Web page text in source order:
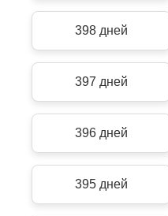
398 дней
397 дней
396 дней
395 дней